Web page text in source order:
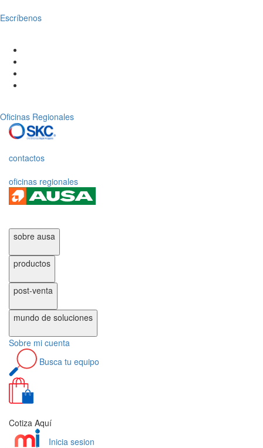
Escríbenos
Oficinas Regionales
contactos
oficinas regionales
sobre ausa
productos
post-venta
mundo de soluciones
Sobre mi cuenta
Busca tu equipo
Cotiza Aquí
Inicia sesion